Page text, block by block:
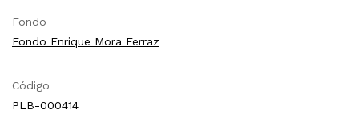
Fondo
Fondo Enrique Mora Ferraz
Código
PLB-000414